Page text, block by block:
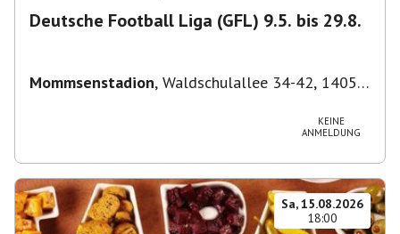
Deutsche Football Liga (GFL) 9.5. bis 29.8.
Mommsenstadion, Waldschulallee 34-42, 14055
KEINE
ANMELDUNG
Sa, 15.08.2026
18:00